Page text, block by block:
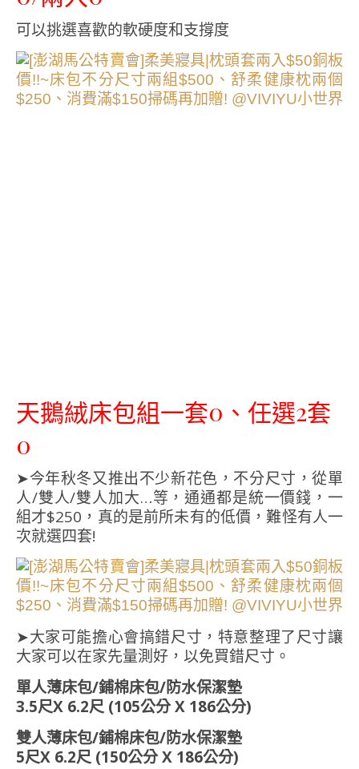
可以挑選喜歡的軟硬度和支撐度
天鵝絨床包組一套0、任選2套
0
➤今年秋冬又推出不少新花色，不分尺寸，從單
人/雙人/雙人加大…等，通通都是統一價錢，一
組才$250，真的是前所未有的低價，難怪有人一
次就選四套!
➤大家可能擔心會搞錯尺寸，特意整理了尺寸讓
大家可以在家先量測好，以免買錯尺寸。
單人薄床包/鋪棉床包/防水保潔墊
3.5尺X 6.2尺 (105公分 X 186公分)
雙人薄床包/鋪棉床包/防水保潔墊
5尺X 6.2尺 (150公分 X 186公分)